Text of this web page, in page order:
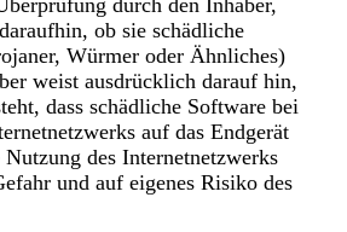
durch den Inhaber,
ob sie schädliche
Würmer oder Ähnliches)
weist ausdrücklich darauf hin,
dass schädliche Software bei
auf das Endgerät
des Internetnetzwerks
und auf eigenes Risiko des